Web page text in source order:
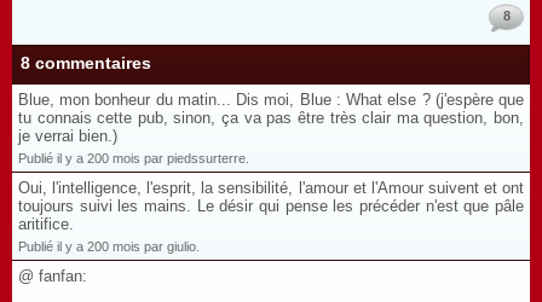
8
8 commentaires
Blue, mon bonheur du matin... Dis moi, Blue : What else ? (j'espère que
tu connais cette pub, sinon, ça va pas être très clair ma question, bon,
je verrai bien.)
Publié il y a 200 mois par piedssurterre.
Oui, l'intelligence, l'esprit, la sensibilité, l'amour et l'Amour suivent et ont
toujours suivi les mains. Le désir qui pense les précéder n'est que pâle
aritifice.
Publié il y a 200 mois par giulio.
@ fanfan: